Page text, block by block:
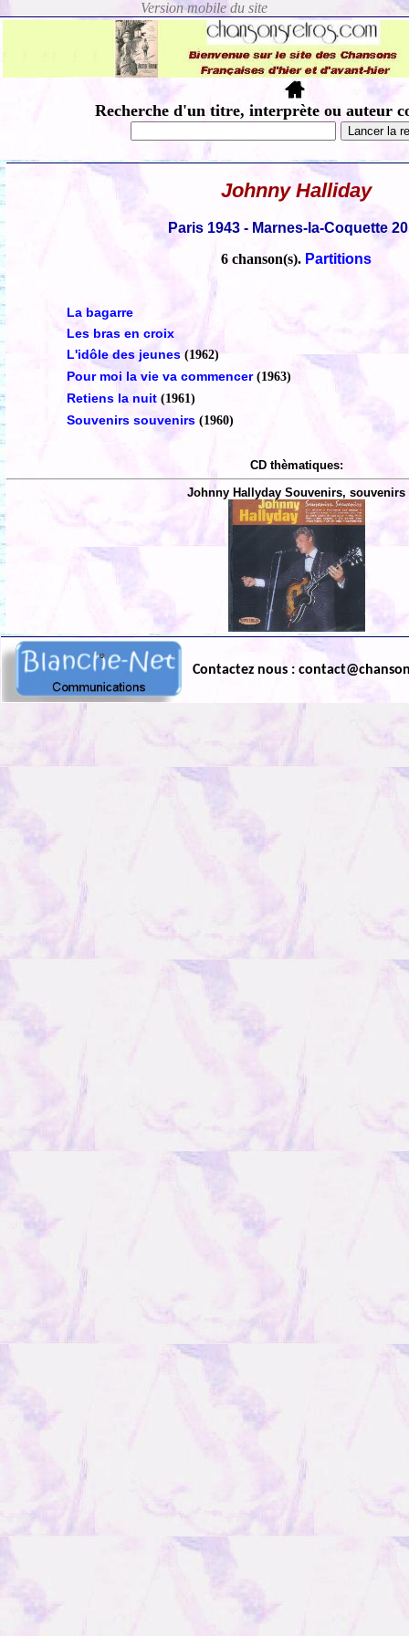
Recherche d'un titre, interprète ou auteur
Johnny Halliday
Paris 1943 - Marnes-la-Coquette
6 chanson(s). Partitions
La bagarre
Les bras en croix
L'idôle des jeunes (1962)
Pour moi la vie va commencer (1963)
Retiens la nuit (1961)
Souvenirs souvenirs (1960)
CD thèmatiques:
Johnny Hallyday Souvenirs, souvenirs
Contactez nous :